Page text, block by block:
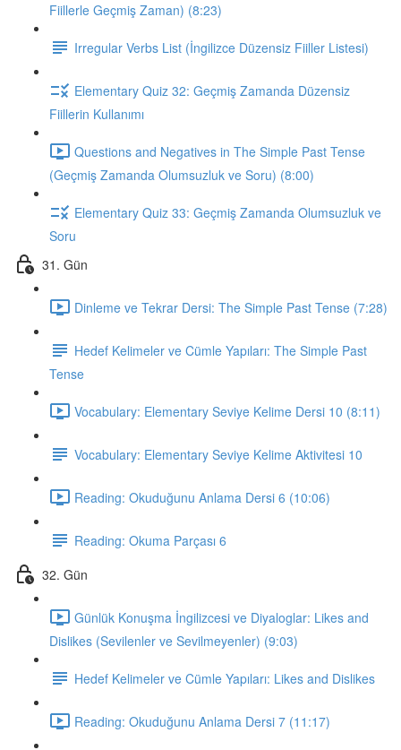
Fiillerle Geçmiş Zaman) (8:23)
Irregular Verbs List (İngilizce Düzensiz Fiiller Listesi)
Elementary Quiz 32: Geçmiş Zamanda Düzensiz
Fiillerin Kullanımı
Questions and Negatives in The Simple Past Tense
(Geçmiş Zamanda Olumsuzluk ve Soru) (8:00)
Elementary Quiz 33: Geçmiş Zamanda Olumsuzluk ve
Soru
31. Gün
Dinleme ve Tekrar Dersi: The Simple Past Tense (7:28)
Hedef Kelimeler ve Cümle Yapıları: The Simple Past
Tense
Vocabulary: Elementary Seviye Kelime Dersi 10 (8:11)
Vocabulary: Elementary Seviye Kelime Aktivitesi 10
Reading: Okuduğunu Anlama Dersi 6 (10:06)
Reading: Okuma Parçası 6
32. Gün
Günlük Konuşma İngilizcesi ve Diyaloglar: Likes and
Dislikes (Sevilenler ve Sevilmeyenler) (9:03)
Hedef Kelimeler ve Cümle Yapıları: Likes and Dislikes
Reading: Okuduğunu Anlama Dersi 7 (11:17)